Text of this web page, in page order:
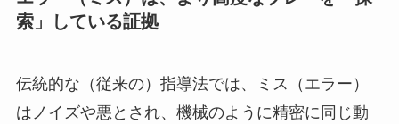
索」している証拠
伝統的な（従来の）指導法では、ミス（エラー）
はノイズや悪とされ、機械のように精密に同じ動